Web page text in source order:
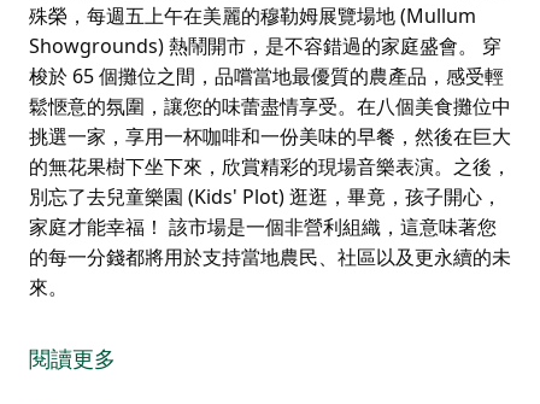
殊榮，每週五上午在美麗的穆勒姆展覽場地 (Mullum
Showgrounds) 熱鬧開市，是不容錯過的家庭盛會。 穿
梭於 65 個攤位之間，品嚐當地最優質的農產品，感受輕
鬆愜意的氛圍，讓您的味蕾盡情享受。在八個美食攤位中
挑選一家，享用一杯咖啡和一份美味的早餐，然後在巨大
的無花果樹下坐下來，欣賞精彩的現場音樂表演。之後，
別忘了去兒童樂園 (Kids' Plot) 逛逛，畢竟，孩子開心，
家庭才能幸福！ 該市場是一個非營利組織，這意味著您
的每一分錢都將用於支持當地農民、社區以及更永續的未
來。
殊榮，每週五上午在美麗的穆勒姆展覽場地 (Mullum
Showgrounds) 熱鬧開市，是不容錯過的家庭盛會。
閱讀更多